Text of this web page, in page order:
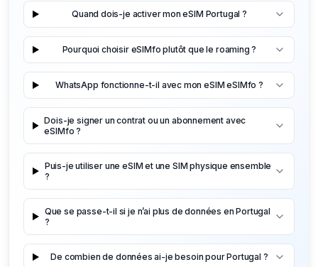
Quand dois-je activer mon eSIM Portugal ?
Pourquoi choisir eSIMfo plutôt que le roaming ?
WhatsApp fonctionne-t-il avec mon eSIM eSIMfo ?
Dois-je signer un contrat ou un abonnement avec
eSIMfo ?
Puis-je utiliser une eSIM et une SIM physique ensemble
?
Que se passe-t-il si je n’ai plus de données en Portugal
?
De combien de données ai-je besoin pour Portugal ?